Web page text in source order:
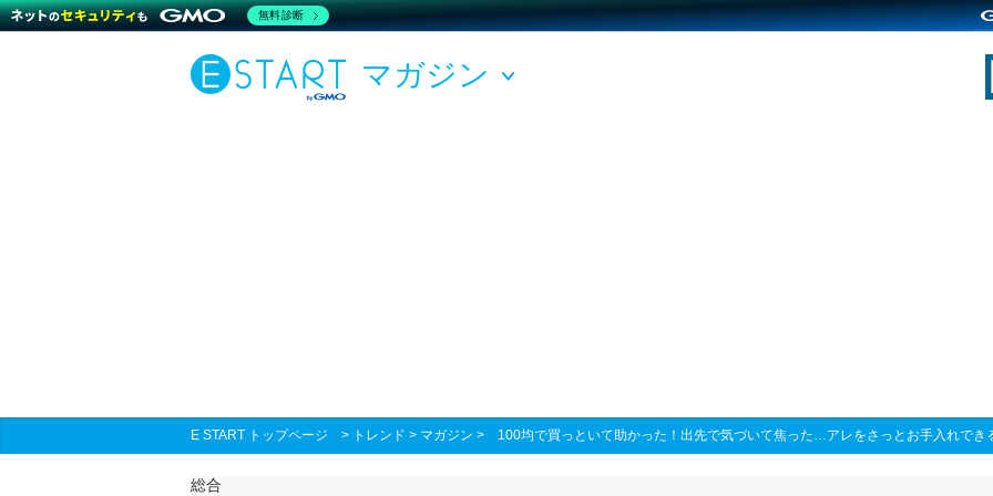
マガジン
E START トップページ > トレンド > マガジン > 100均で買っといて助かった！出先で気づいて焦った…アレをさっとお手入れでき
総合
無料診断